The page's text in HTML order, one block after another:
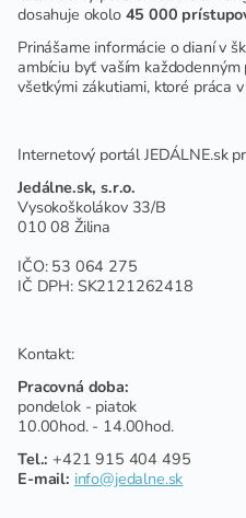
dosahuje okolo 45 000
Prinášame informácie o dianí v
ambíciu byť vaším
všetkými zákutiami, ktoré práca
Internetový portál JEDÁLNE.sk
Jedálne.sk, s.r.o.
Vysokoškolákov 33/B
010 08 Žilina
IČO: 53 064 275
IČ DPH: SK2121262418
Kontakt:
Pracovná doba:
pondelok - piatok
10.00hod. - 14.00hod.
Tel.: +421 915 404 495
E-mail: info@jedalne.sk